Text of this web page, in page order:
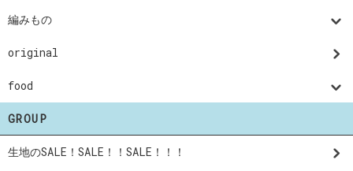
編みもの
original
food
GROUP
生地のSALE！SALE！！SALE！！！